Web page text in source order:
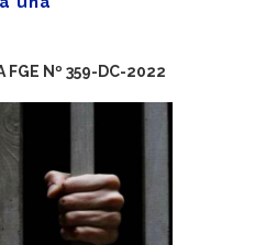
FGE Nº 359-DC-2022